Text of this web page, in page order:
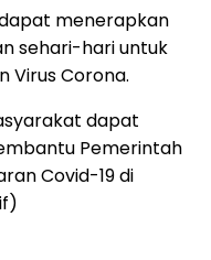
menerapkan
sehari-hari untuk
Virus Corona.
dapat
Pemerintah
Covid-19 di